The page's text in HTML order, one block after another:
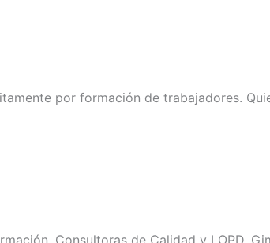
por formación de trabajadores.